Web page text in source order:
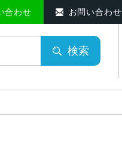
合わせ お問い合わせ
検索